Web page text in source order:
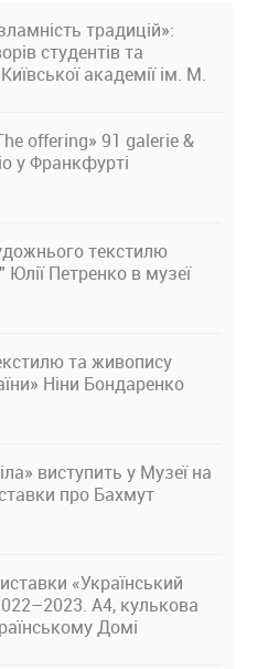
традицій»:
студентів та
академії ім. М.
offering» 91 galerie &
у Франкфурті
текстилю
Юлії Петренко в музеї
та живопису
Ніни Бондаренко
виступить у Музеї на
про Бахмут
«Український
А4, кулькова
Домі